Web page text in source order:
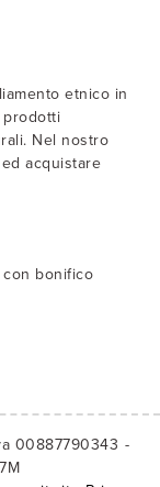
etnico in
prodotti
Nel nostro
acquistare
con bonifico
00887790343